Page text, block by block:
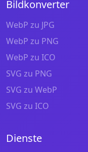
Bildkonverter
WebP zu JPG
WebP zu PNG
WebP zu ICO
SVG zu PNG
SVG zu WebP
SVG zu ICO
Dienste